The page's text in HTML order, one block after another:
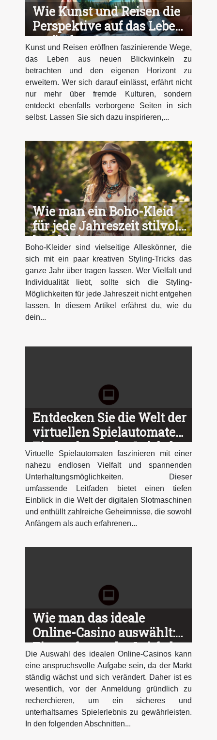
Wie Kunst und Reisen die
Perspektive auf das Leben
verändern?
Kunst und Reisen eröffnen faszinierende Wege,
das Leben aus neuen Blickwinkeln zu
betrachten und den eigenen Horizont zu
erweitern. Wer sich darauf einlässt, erfährt nicht
nur mehr über fremde Kulturen, sondern
entdeckt ebenfalls verborgene Seiten in sich
selbst. Lassen Sie sich dazu inspirieren,...
Wie man ein Boho-Kleid
für jede Jahreszeit stilvoll
kombiniert
Boho-Kleider sind vielseitige Alleskönner, die
sich mit ein paar kreativen Styling-Tricks das
ganze Jahr über tragen lassen. Wer Vielfalt und
Individualität liebt, sollte sich die Styling-
Möglichkeiten für jede Jahreszeit nicht entgehen
lassen. In diesem Artikel erfährst du, wie du
dein...
Entdecken Sie die Welt der
virtuellen Spielautomaten:
Ein umfassender Leitfaden
Virtuelle Spielautomaten faszinieren mit einer
nahezu endlosen Vielfalt und spannenden
Unterhaltungsmöglichkeiten. Dieser
umfassende Leitfaden bietet einen tiefen
Einblick in die Welt der digitalen Slotmaschinen
und enthüllt zahlreiche Geheimnisse, die sowohl
Anfängern als auch erfahrenen...
Wie man das ideale
Online-Casino auswählt:
Ein umfassender Leitfaden
Die Auswahl des idealen Online-Casinos kann
eine anspruchsvolle Aufgabe sein, da der Markt
ständig wächst und sich verändert. Daher ist es
wesentlich, vor der Anmeldung gründlich zu
recherchieren, um ein sicheres und
unterhaltsames Spielerlebnis zu gewährleisten.
In den folgenden Abschnitten...